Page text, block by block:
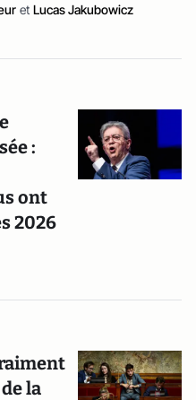
et Lucas Jakubowicz
:
ont
2026
la